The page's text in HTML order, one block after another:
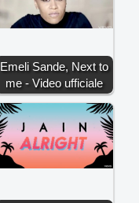
Emeli Sande, Next to
me - Video ufficiale